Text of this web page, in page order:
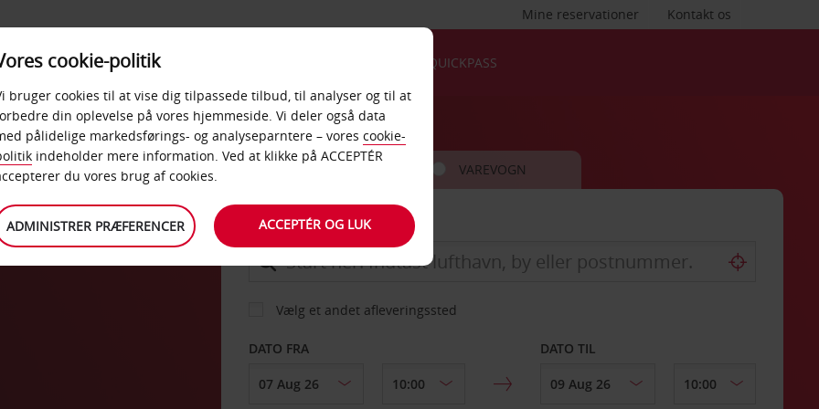
Kontakt os
Mine reservationer
PRODUKTER &
KONTORER
QUICKPASS
BIL VAREVOGN
AFHENT FRA
Vælg et andet afleveringssted
DATO FRA DATO TIL
cookie-politik
bruger cookies til at vise dig tilpassede tilbud, til analyser og til at
din oplevelse på vores hjemmeside. Vi deler også data
pålidelige markedsførings- og analyseparntere – vores cookie-
indeholder mere information. Ved at klikke på ACCEPTÉR
du vores brug af cookies.
ADMINISTRER PRÆFERENCER ACCEPTÉR OG LUK